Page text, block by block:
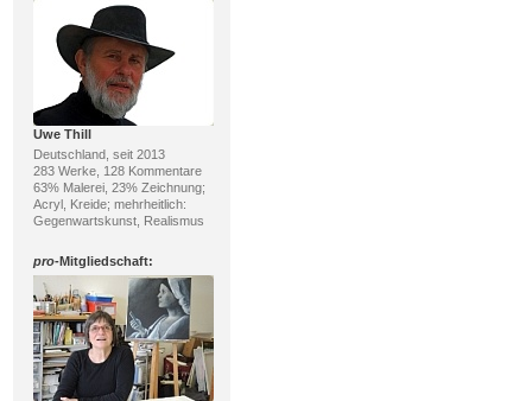
Uwe Thill
Deutschland, seit 2013
283 Werke, 128 Kommentare
63% Malerei, 23% Zeichnung;
Acryl, Kreide; mehrheitlich:
Gegenwartskunst, Realismus
pro-Mitgliedschaft: